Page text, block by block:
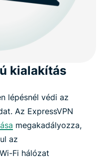
kialakítás
lépésnél védi az
Az ExpressVPN
megakadályozza,
az
Fi hálózat